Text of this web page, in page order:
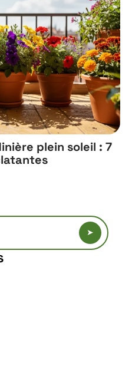
plein soleil : 7